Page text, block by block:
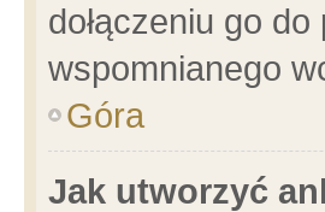
dołączeniu go
wspomnianego
Góra
Jak utworzyć